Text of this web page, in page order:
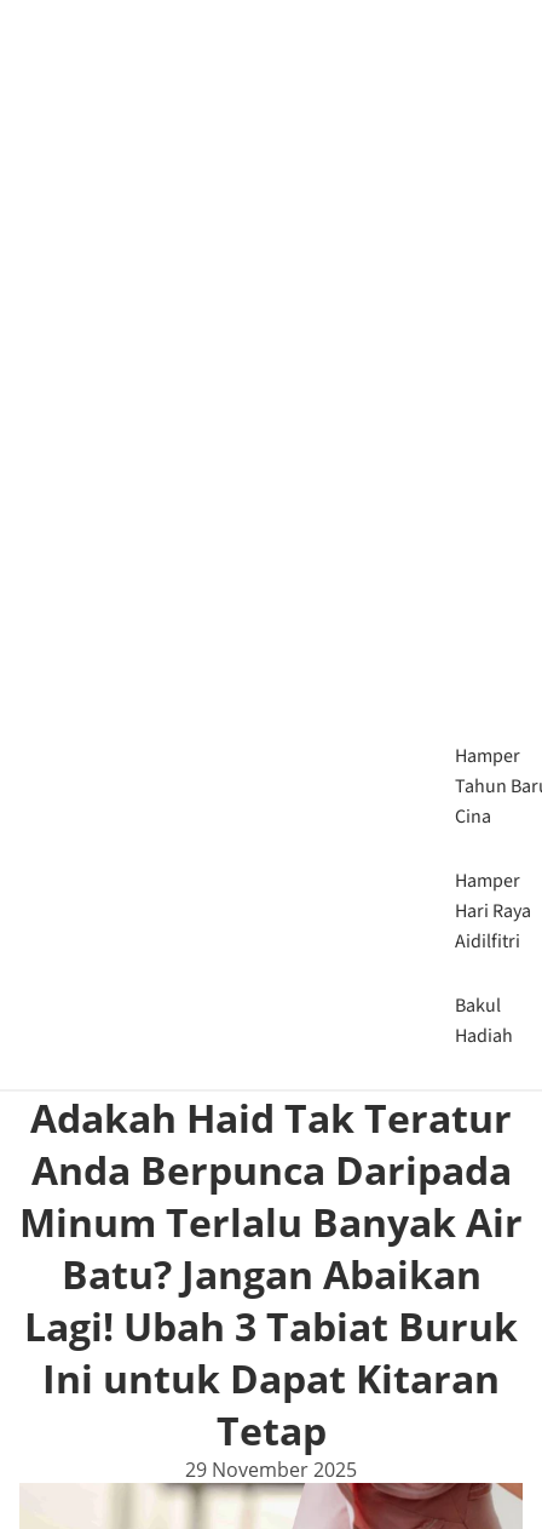
Hamper
Tahun
Cina
Hamper
Hari Raya
Aidilfitri
Bakul
Hadiah
Adakah Haid Tak Teratur
Anda Berpunca Daripada
Minum Terlalu Banyak Air
Batu? Jangan Abaikan
Lagi! Ubah 3 Tabiat Buruk
Ini untuk Dapat Kitaran
Tetap
29 November 2025